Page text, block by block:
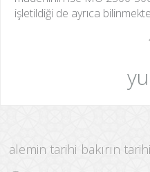
işletildiği de ayrıca
alemin tarihi bakırın tarihi